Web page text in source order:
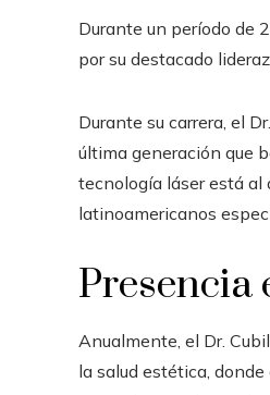
Durante un período de
por su destacado
Durante su carrera, el
última generación que
tecnología láser está al
latinoamericanos
Presencia
Anualmente, el Dr.
la salud estética,